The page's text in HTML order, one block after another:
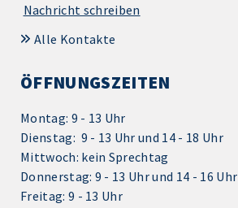
Nachricht schreiben
Alle Kontakte
ÖFFNUNGSZEITEN
Montag: 9 - 13 Uhr
Dienstag: 9 - 13 Uhr und 14 - 18 Uhr
Mittwoch: kein Sprechtag
Donnerstag: 9 - 13 Uhr und 14 - 16 Uhr
Freitag: 9 - 13 Uhr